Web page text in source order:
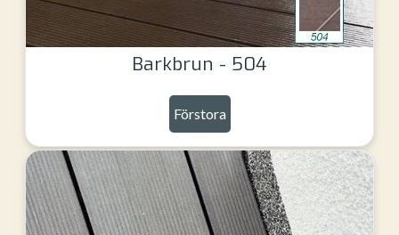
Barkbrun - 504
Förstora